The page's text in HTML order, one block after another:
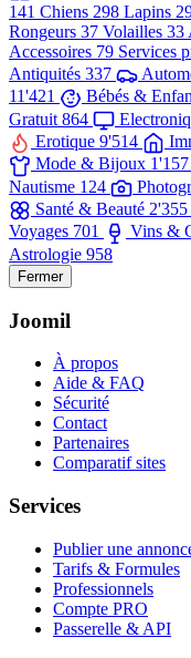
141 Chiens 298 Lapins
Rongeurs 37 Volailles 33
Accessoires 79 Services
Antiquités 337
11'421
Bébés &
Gratuit 864
Erotique 9'514
Mode & Bijoux 1'157
Nautisme 124
Santé & Beauté 2'355
Voyages 701 Vins &
Astrologie 958
Fermer
Joomil
À propos
Aide & FAQ
Sécurité
Contact
Partenaires
Comparatif sites
Services
Publier une
Tarifs & Formules
Professionnels
Compte PRO
Passerelle & API